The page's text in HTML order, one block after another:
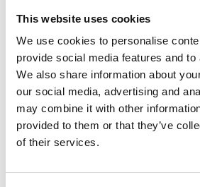
This website uses cookies
We use cookies to personalise
provide social media features and
We also share information about
our social media, advertising and
may combine it with other
provided to them or that they’ve
of their services.
рядом.
МУЗЫКА И ТАНЦЫ
Отель Knossos Beach предлагает
любых мероприятий в
или сетами знаменитых ди-джеев.
певцы и традиционные
мероприятию особых нот.
Мы можем организовать: